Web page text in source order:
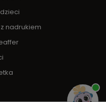
nadrukiem